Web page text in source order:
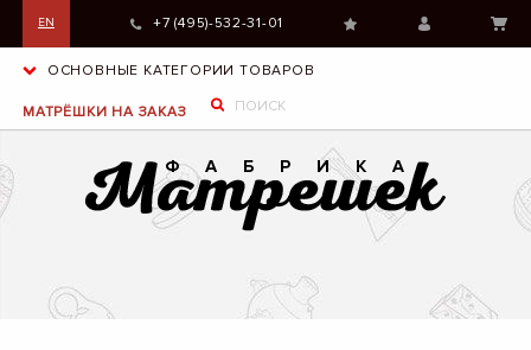
EN +7 (495)-532-31-01
ОСНОВНЫЕ КАТЕГОРИИ ТОВАРОВ
МАТРЁШКИ НА ЗАКАЗ